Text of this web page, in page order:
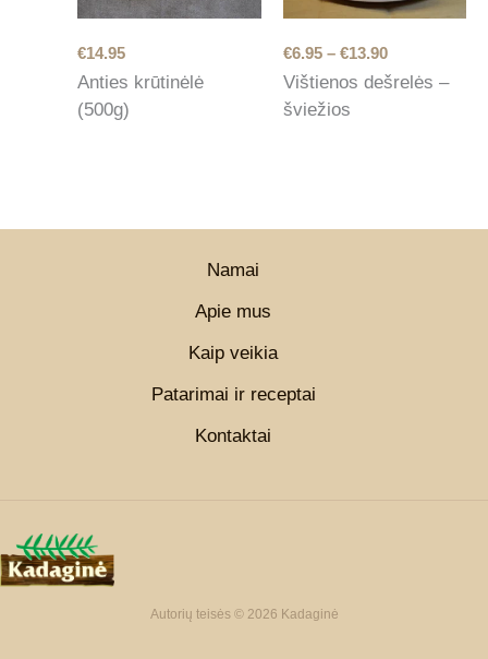
€14.95
Anties krūtinėlė
(500g)
€6.95 – €13.90Price
€6.95
Vištienos dešrelės –
šviežios
Namai
Apie mus
Kaip veikia
Patarimai ir receptai
Kontaktai
Autorių teisės © 2026 Kadaginė